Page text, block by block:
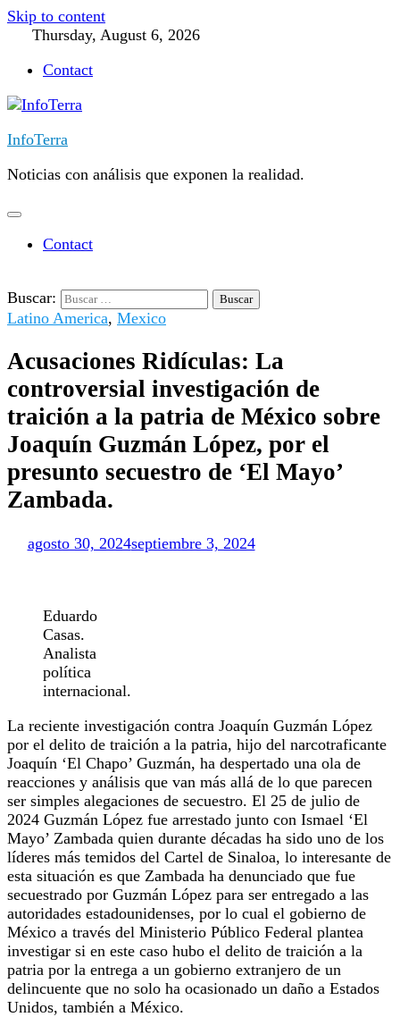
Skip to content
Thursday, August 6, 2026
Contact
InfoTerra
Noticias con análisis que exponen la realidad.
Contact
Buscar:
Latino America, Mexico
Acusaciones Ridículas: La
controversial investigación de
traición a la patria de México sobre
Joaquín Guzmán López, por el
presunto secuestro de ‘El Mayo’
Zambada.
agosto 30, 2024septiembre 3, 2024
Eduardo
Casas.
Analista
política
internacional.
La reciente investigación contra Joaquín Guzmán López
por el delito de traición a la patria, hijo del narcotraficante
Joaquín ‘El Chapo’ Guzmán, ha despertado una ola de
reacciones y análisis que van más allá de lo que parecen
ser simples alegaciones de secuestro. El 25 de julio de
2024 Guzmán López fue arrestado junto con Ismael ‘El
Mayo’ Zambada quien durante décadas ha sido uno de los
líderes más temidos del Cartel de Sinaloa, lo interesante de
esta situación es que Zambada ha denunciado que fue
secuestrado por Guzmán López para ser entregado a las
autoridades estadounidenses, por lo cual el gobierno de
México a través del Ministerio Público Federal plantea
investigar si en este caso hubo el delito de traición a la
patria por la entrega a un gobierno extranjero de un
delincuente que no solo ha ocasionado un daño a Estados
Unidos, también a México.